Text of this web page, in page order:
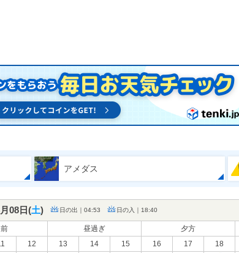
アメダス
08日(土) 日の出｜04:53 日の入｜18:40
昼過ぎ 夕方
12 13 14 15 16 17 18